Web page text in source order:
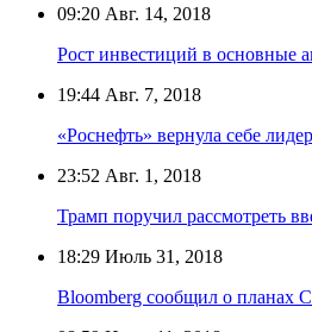
09:20 Авг. 14, 2018
Рост инвестиций в основные
19:44 Авг. 7, 2018
«Роснефть» вернула себе
23:52 Авг. 1, 2018
Трамп поручил рассмотреть
18:29 Июль 31, 2018
Bloomberg сообщил о планах